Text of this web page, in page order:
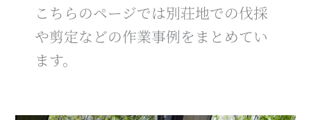
こちらのページでは別荘地での伐採
や剪定などの作業事例をまとめてい
ます。